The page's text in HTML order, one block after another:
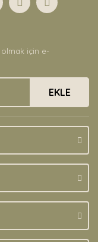
için e-
EKLE